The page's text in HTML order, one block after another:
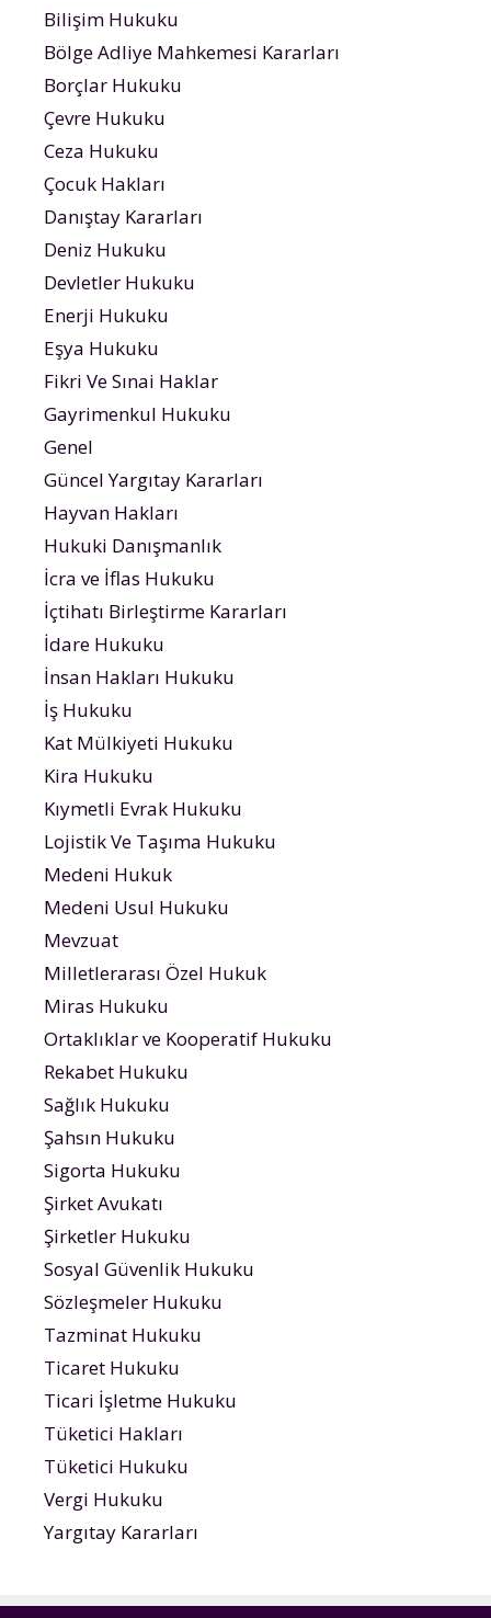
Bilişim Hukuku
Bölge Adliye Mahkemesi Kararları
Borçlar Hukuku
Çevre Hukuku
Ceza Hukuku
Çocuk Hakları
Danıştay Kararları
Deniz Hukuku
Devletler Hukuku
Enerji Hukuku
Eşya Hukuku
Fikri Ve Sınai Haklar
Gayrimenkul Hukuku
Genel
Güncel Yargıtay Kararları
Hayvan Hakları
Hukuki Danışmanlık
İcra ve İflas Hukuku
İçtihatı Birleştirme Kararları
İdare Hukuku
İnsan Hakları Hukuku
İş Hukuku
Kat Mülkiyeti Hukuku
Kira Hukuku
Kıymetli Evrak Hukuku
Lojistik Ve Taşıma Hukuku
Medeni Hukuk
Medeni Usul Hukuku
Mevzuat
Milletlerarası Özel Hukuk
Miras Hukuku
Ortaklıklar ve Kooperatif Hukuku
Rekabet Hukuku
Sağlık Hukuku
Şahsın Hukuku
Sigorta Hukuku
Şirket Avukatı
Şirketler Hukuku
Sosyal Güvenlik Hukuku
Sözleşmeler Hukuku
Tazminat Hukuku
Ticaret Hukuku
Ticari İşletme Hukuku
Tüketici Hakları
Tüketici Hukuku
Vergi Hukuku
Yargıtay Kararları